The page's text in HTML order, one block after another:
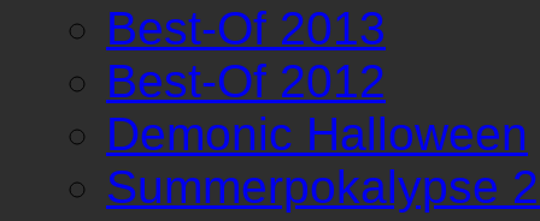
Best-Of 2013
Best-Of 2012
Demonic Halloween
Summerpokalypse